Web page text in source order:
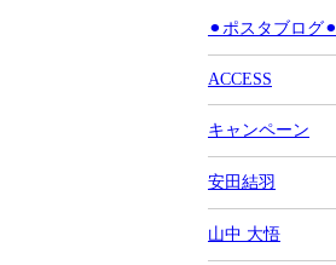
⚫︎ポスタブログ⚫︎
ACCESS
キャンペーン
安田結羽
山中 大悟